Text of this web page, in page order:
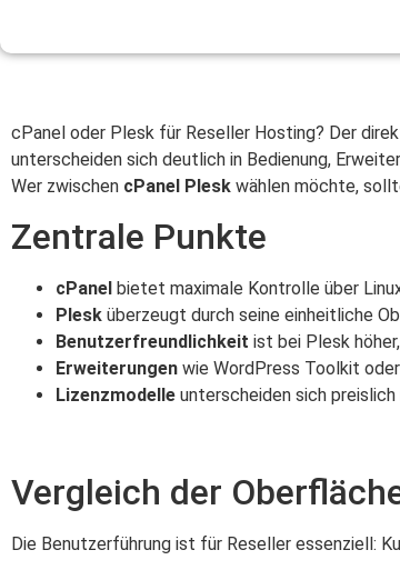
cPanel oder Plesk für Reseller Hosting? Der
unterscheiden sich deutlich in Bedienung,
Wer zwischen cPanel Plesk wählen möchte,
Zentrale Punkte
cPanel bietet maximale Kontrolle über
Plesk überzeugt durch seine einheitliche
Benutzerfreundlichkeit ist bei Plesk
Erweiterungen wie WordPress Toolkit
Lizenzmodelle unterscheiden sich
Vergleich der
Die Benutzerführung ist für Reseller essenziell: